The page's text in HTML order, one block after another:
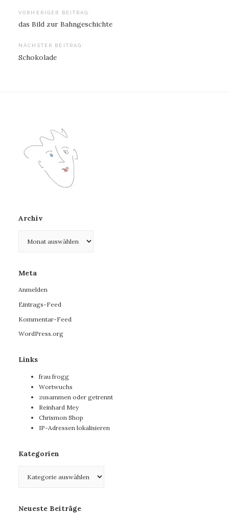
Beitragsnavigation
VORHERIGER BEITRAG:
das Bild zur Bahngeschichte
NÄCHSTER BEITRAG:
Schokolade
Archiv
Meta
Anmelden
Eintrags-Feed
Kommentar-Feed
WordPress.org
Links
frau frogg
Wortwuchs
zusammen oder getrennt
Reinhard Mey
Chrismon Shop
IP-Adressen lokalisieren
Kategorien
Neueste Beiträge